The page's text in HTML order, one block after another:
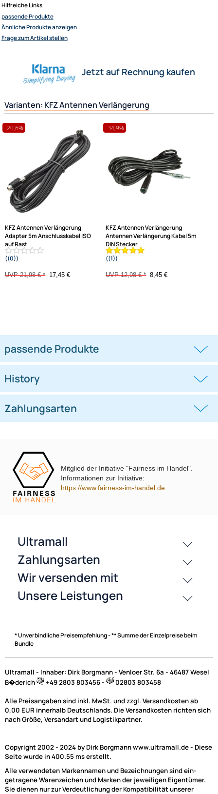
Originalkabel zu ersetzen.
Anschluß: RAST 2 auf ISO 50 Ohm Winkel
Länge: 500cm
Herstellerinformationen
Hilfreiche Links
passende Produkte
Ähnliche Produkte anzeigen
Frage zum Artikel stellen
Jetzt auf Rechnung kaufen
Varianten: KFZ Antennen Verlängerung
-20,6%
auf Rast
((0))
UVP 21,98 € *17,45 €
-34,9%
((1))
passende Produkte
Zahlungsarten
Mitglied der Initiative "Fairness im Handel".
Informationen zur Initiative:
https://www.fairness-im-handel.de
Ultramall
Wir versenden mit
Unsere Leistungen
* Unverbindliche Preisempfehlung - ** Summe der Einzelpreise beim
Bundle
Ultramall - Inhaber: Dirk Borgmann - Venloer Str. 6a - 46487 Wesel
B�derich
+49 2803 803456 - 02803 803458
Alle Preisangaben sind inkl. MwSt. und zzgl. Versandkosten ab
0,00 EUR innerhalb Deutschlands. Die Versandkosten richten sich
nach Größe, Versandart und Logistikpartner.
Copyright 2002 - 2024 by Dirk Borgmann www.ultramall.de - Diese
Seite wurde in 400.55 ms erstellt.
Alle verwendeten Markennamen und Bezeichnungen sind ein-
getragene Warenzeichen und Marken der jeweiligen Eigentümer.
Sie dienen nur zur Verdeutlichung der Kompatibilität unserer